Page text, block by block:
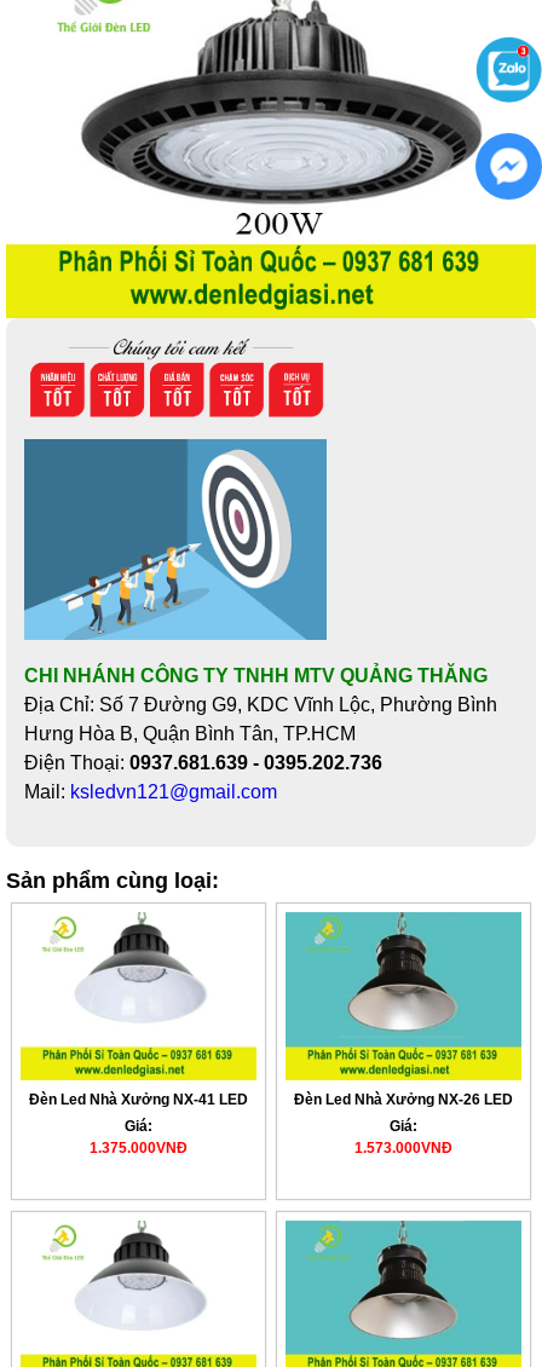
CHI NHÁNH CÔNG TY TNHH MTV QUẢNG THĂNG
Địa Chỉ: Số 7 Đường G9, KDC Vĩnh Lộc, Phường Bình
Hưng Hòa B, Quận Bình Tân, TP.HCM
Điện Thoại: 0937.681.639 - 0395.202.736
Mail: ksledvn121@gmail.com
Sản phẩm cùng loại:
Đèn Led Nhà Xưởng NX-41 LED
Giá:
1.375.000VNĐ
Đèn Led Nhà Xưởng NX-26 LED
Giá:
1.573.000VNĐ